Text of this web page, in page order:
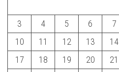
3
4 5 6 7
10
11 12 13 14
17
18 19 20 21